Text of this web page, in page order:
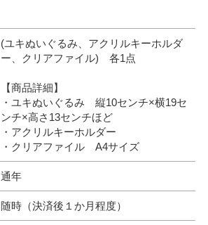
(ユキぬいぐるみ、アクリルキーホルダ
ー、クリアファイル) 各1点
【商品詳細】
・ユキぬいぐるみ 縦10センチ×横19セ
ンチ×高さ13センチほど
・アクリルキーホルダー
・クリアファイル A4サイズ
通年
随時（決済後１か月程度）